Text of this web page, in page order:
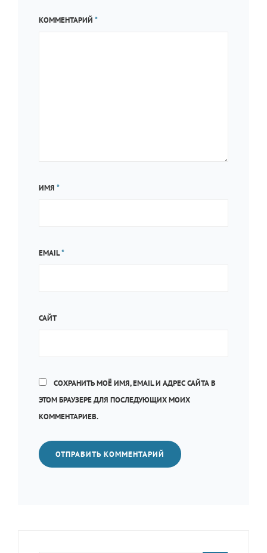
КОММЕНТАРИЙ *
ИМЯ *
EMAIL*
САЙТ
СОХРАНИТЬ МОЁ ИМЯ, EMAIL И АДРЕС САЙТА В
ЭТОМ БРАУЗЕРЕ ДЛЯ ПОСЛЕДУЮЩИХ МОИХ
КОММЕНТАРИЕВ.